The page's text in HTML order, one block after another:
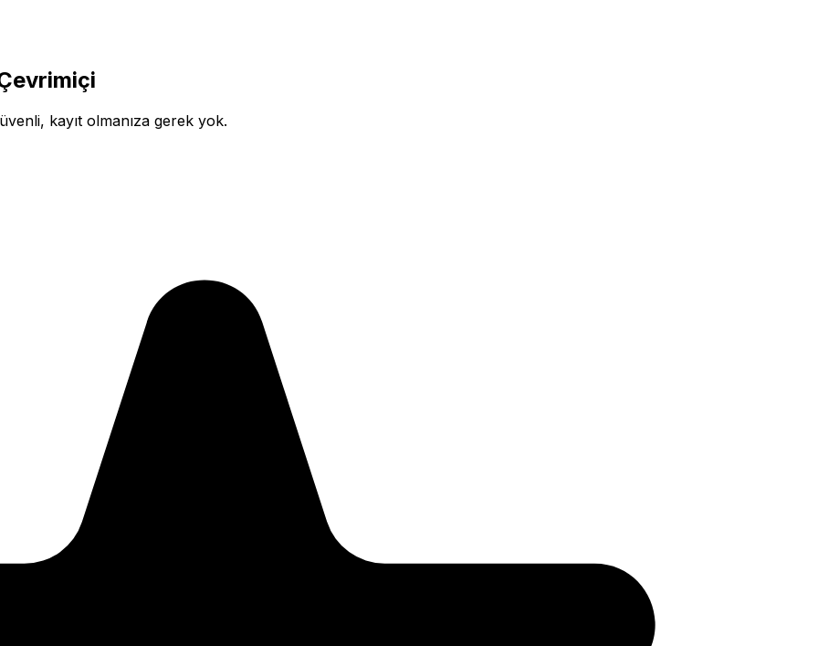
kayıt olmanıza gerek yok.